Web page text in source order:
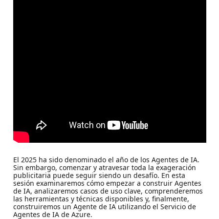
El 2025 ha sido denominado el año de los Agentes de IA.
Sin embargo, comenzar y atravesar toda la exageración
publicitaria puede seguir siendo un desafío. En esta
sesión examinaremos cómo empezar a construir Agentes
de IA, analizaremos casos de uso clave, comprenderemos
las herramientas y técnicas disponibles y, finalmente,
construiremos un Agente de IA utilizando el Servicio de
Agentes de IA de Azure.